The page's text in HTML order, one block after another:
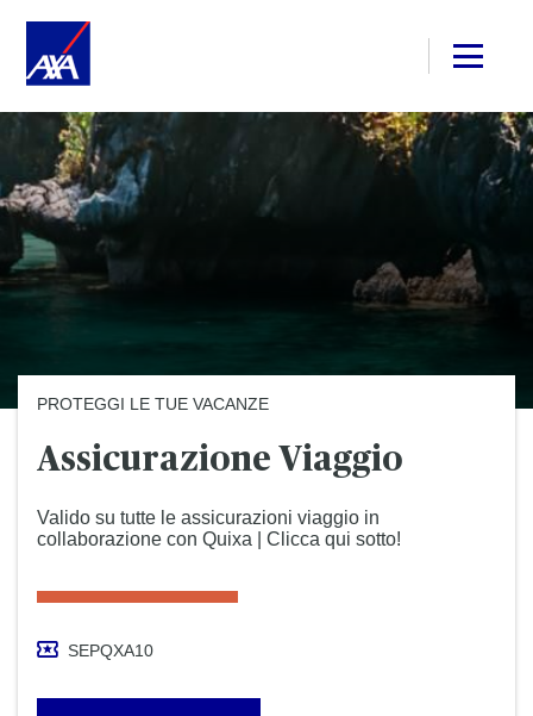
PROTEGGI LE TUE VACANZE
Assicurazione Viaggio
Valido su tutte le assicurazioni viaggio in
collaborazione con Quixa | Clicca qui sotto!
SEPQXA10